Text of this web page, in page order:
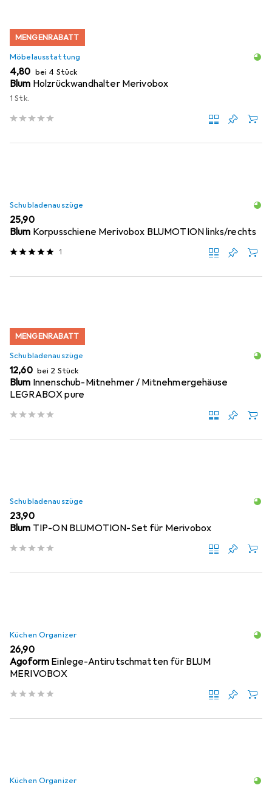
MENGENRABATT
Möbelausstattung
EUR
4,80 bei 4 Stück
Blum Holzrückwandhalter Merivobox
1 Stk.
Schubladenauszüge
EUR
25,90
Blum Korpusschiene Merivobox BLUMOTION links/rechts
1
MENGENRABATT
Schubladenauszüge
EUR
12,60 bei 2 Stück
Blum Innenschub-Mitnehmer / Mitnehmergehäuse
LEGRABOX pure
Schubladenauszüge
EUR
23,90
Blum TIP-ON BLUMOTION-Set für Merivobox
Küchen Organizer
EUR
26,90
Agoform Einlege-Antirutschmatten für BLUM
MERIVOBOX
Küchen Organizer